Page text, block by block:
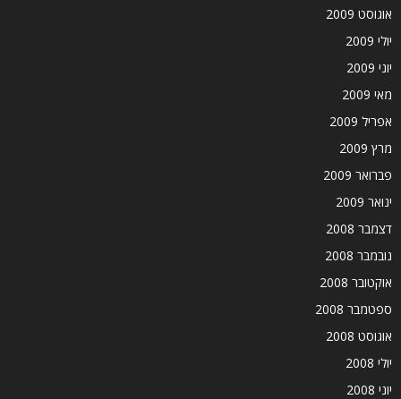
אוגוסט 2009
יולי 2009
יוני 2009
מאי 2009
אפריל 2009
מרץ 2009
פברואר 2009
ינואר 2009
דצמבר 2008
נובמבר 2008
אוקטובר 2008
ספטמבר 2008
אוגוסט 2008
יולי 2008
יוני 2008